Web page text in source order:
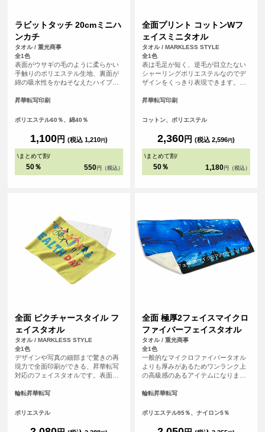
ラビットタッチ 20cmミニハ
ンカチ
タオル / 重光商事
全1色
表面がウサギの毛のように柔らかい
手触りのポリエステル生地、裏面が
綿の吸水性をかねそなえたハイブリ
昇華転写印刷
ポリエステル60％、綿40％
1,100円 (税込 1,210円)
\まとめて割/
50％ 550 円（税込）
全面プリント コットンWフ
ェイスミニタオル
タオル / MARKLESS STYLE
全1色
表は毛足が短く、逆毛が目立たない
シャーリングポリエステルなのでデ
ザインをくっきり表現できます。裏
ある程度の厚みが維持され、吸水性
昇華転写印刷
コットン、ポリエステル
2,360円 (税込 2,596円)
\まとめて割/
50％ 1,180 円（税込）
全面 ピクチャースタイル フ
ェイスタオル
タオル / MARKLESS STYLE
全1色
デザインや写真の細部まで驚きの再
現力で全面印刷ができる、昇華転写
対応のフェイスタオルです。表面ま
ジナル感が増します。裏面はシャー
して、機能性も備えています。贈り
輪転昇華転写
ポリエステル
全面 極厚2フェイスマイクロ
ファイバーフェイスタオル
タオル / 重光商事
全1色
一般的なマイクロファイバータオル
よりも厚みがあるためワンランク上
の高級感のあるアイテムになりま
響をうけにくくデザイがくっきりプ
プリントするため発色が良いのも特
テムにプリントするためズレが生じ
輪転昇華転写
ポリエステル95％、ナイロン5％